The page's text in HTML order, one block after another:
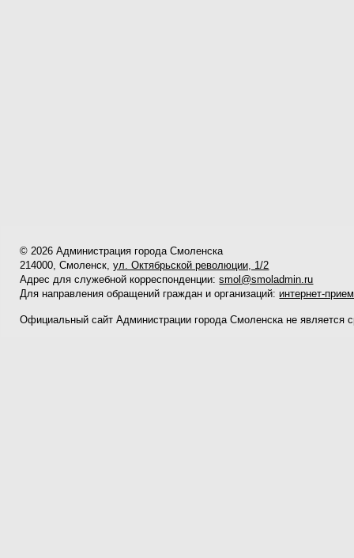
© 2026 Администрация города Смоленска
214000, Смоленск,ул. Октябрьской революции, 1/2
Адрес для служебной корреспонденции:smol@smoladmin.ru
Для направления обращений граждан и организаций: интернет-
Официальный сайт Администрации города Смоленска не является